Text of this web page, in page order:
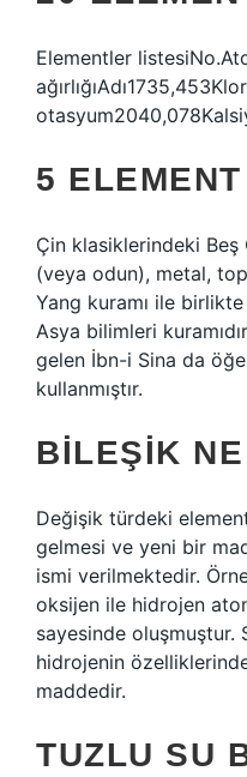
Elementler
5
Çin klasiklerindeki Beş
(veya odun), metal,
Yang kuramı ile
Asya bilimleri
gelen İbn-i Sina da
kullanmıştır.
BILEŞIK
Değişik türdeki
gelmesi ve yeni bir
ismi verilmektedir.
oksijen ile hidrojen
sayesinde oluşmuştur.
hidrojenin
maddedir.
TUZLU SU